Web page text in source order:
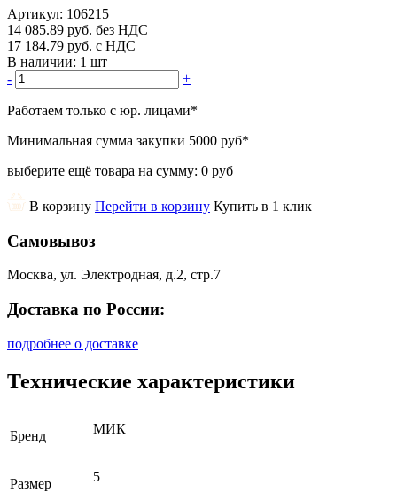
Артикул: 106215
14 085.89 руб. без НДС
17 184.79 руб. с НДС
В наличии: 1 шт
-
+
Работаем только с юр. лицами*
Минимальная сумма закупки 5000 руб*
выберите ещё товара на сумму: 0 руб
В корзину Перейти в корзину Купить в 1 клик
Самовывоз
Москва, ул. Электродная, д.2, стр.7
Доставка по России:
подробнее о доставке
Технические характеристики
Бренд МИК
Размер 5